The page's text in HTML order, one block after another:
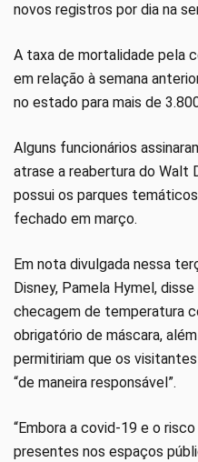
novos registros por dia na
A taxa de mortalidade pela
em relação à semana
no estado para mais de
Alguns funcionários
atrase a reabertura do Walt
possui os parques
fechado em março.
Em nota divulgada nessa
Disney, Pamela Hymel,
checagem de temperatura
obrigatório de máscara,
permitiriam que os
“de maneira responsável”.
“Embora a covid-19 e o
presentes nos espaços